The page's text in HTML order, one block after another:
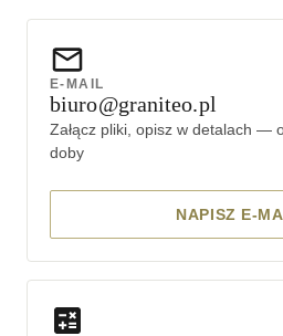
E-MAIL
biuro@graniteo.pl
Załącz pliki, opisz w detalach —
doby
NAPISZ E-